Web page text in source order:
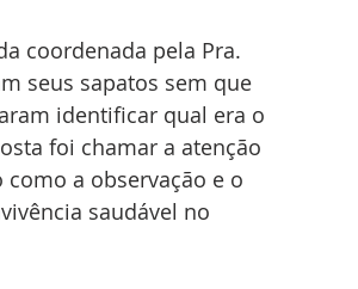
coordenada pela Pra.
seus sapatos sem que
identificar qual era o
foi chamar a atenção
a observação e o
saudável no